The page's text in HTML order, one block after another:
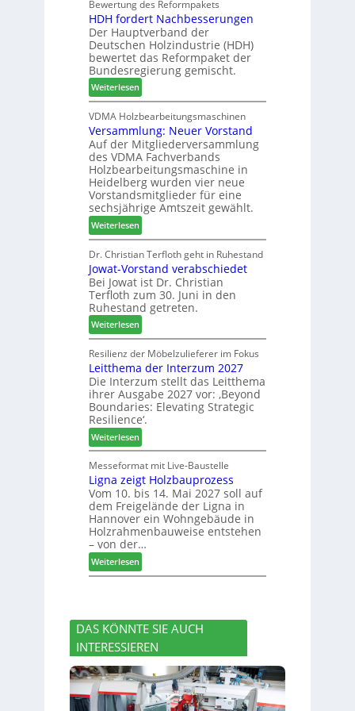
e
r
e
n
2
0
2
6
t
B
e
s
u
c
h
e
r
z
a
h
l
e
n
h
a
t
b
o
t
h
i
l
t
b
e
i
P
r
o
u
k
t
s
u
c
e
Bewertung des Reformpakets
HDH fordert Nachbesserungen
Der Hauptverband der
Deutschen Holzindustrie (HDH)
bewertet das Reformpaket der
Bundesregierung gemischt.
Weiterlesen:
H
D
H
f
o
r
d
e
r
t
N
a
c
h
b
e
s
s
e
r
u
n
g
e
n
VDMA Holzbearbeitungsmaschinen
Versammlung: Neuer Vorstand
Auf der Mitgliederversammlung
des VDMA Fachverbands
Holzbearbeitungsmaschine in
Heidelberg wurden vier neue
Vorstandsmitglieder für eine
sechsjährige Amtszeit gewählt.
Weiterlesen:
V
e
r
s
a
m
m
l
u
n
g
:
N
e
u
e
r
V
o
r
t
a
n
Dr. Christian Terfloth geht in Ruhestand
Jowat-Vorstand verabschiedet
Bei Jowat ist Dr. Christian
Terfloth zum 30. Juni in den
Ruhestand getreten.
Weiterlesen:
J
o
w
a
t
-
V
o
r
s
t
a
n
d
v
e
r
a
c
i
e
d
Resilienz der Möbelzulieferer im Fokus
Leitthema der Interzum 2027
Die Interzum stellt das Leitthema
ihrer Ausgabe 2027 vor: ‚Beyond
Boundaries: Elevating Strategic
Resilience‘.
Weiterlesen:
L
e
i
t
t
h
e
m
a
d
I
n
t
e
r
z
u
Messeformat mit Live-Baustelle
Ligna zeigt Holzbauprozess
Vom 10. bis 14. Mai 2027 soll auf
dem Freigelände der Ligna in
Hannover ein Wohngebäude in
Holzrahmenbauweise entstehen
– von der…
Weiterlesen:
L
n
a
z
i
g
t
DAS KÖNNTE SIE AUCH
INTERESSIEREN